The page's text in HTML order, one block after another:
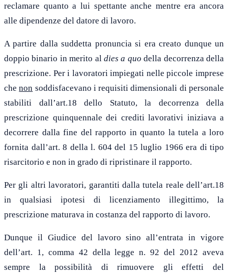
reclamare quanto a lui spettante anche mentre era ancora
alle dipendenze del datore di lavoro.
A partire dalla suddetta pronuncia si era creato dunque un
doppio binario in merito al dies a quo della decorrenza della
prescrizione. Per i lavoratori impiegati nelle piccole imprese
chenon soddisfacevano i requisiti dimensionali di personale
stabiliti dall’art.18 dello Statuto, la decorrenza della
prescrizione quinquennale dei crediti lavorativi iniziava a
decorrere dalla fine del rapporto in quanto la tutela a loro
fornita dall’art. 8 della l. 604 del 15 luglio 1966 era di tipo
risarcitorio e non in grado di ripristinare il rapporto.
Per gli altri lavoratori, garantiti dalla tutela reale dell’art.18
in qualsiasi ipotesi di licenziamento illegittimo, la
prescrizione maturava in costanza del rapporto di lavoro.
Dunque il Giudice del lavoro sino all’entrata in vigore
dell’art. 1, comma 42 della legge n. 92 del 2012 aveva
sempre la possibilità di rimuovere gli effetti del